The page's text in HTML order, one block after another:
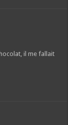
il me fallait